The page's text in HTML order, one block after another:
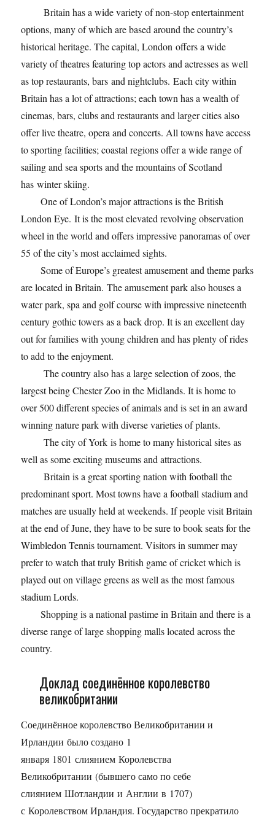
Britain has a wide variety of non-stop entertainment
options, many of which are based around the country’s
historical heritage. The capital, London offers a wide
variety of theatres featuring top actors and actresses as well
as top restaurants, bars and nightclubs. Each city within
Britain has a lot of attractions; each town has a wealth of
cinemas, bars, clubs and restaurants and larger cities also
offer live theatre, opera and concerts. All towns have access
to sporting facilities; coastal regions offer a wide range of
sailing and sea sports and the mountains of Scotland
has winter skiing.
One of London’s major attractions is the British
London Eye. It is the most elevated revolving observation
wheel in the world and offers impressive panoramas of over
55 of the city’s most acclaimed sights.
Some of Europe’s greatest amusement and theme parks
are located in Britain. The amusement park also houses a
water park, spa and golf course with impressive nineteenth
century gothic towers as a back drop. It is an excellent day
out for families with young children and has plenty of rides
to add to the enjoyment.
The country also has a large selection of zoos, the
largest being Chester Zoo in the Midlands. It is home to
over 500 different species of animals and is set in an award
winning nature park with diverse varieties of plants.
The city of York is home to many historical sites as
well as some exciting museums and attractions.
Britain is a great sporting nation with football the
predominant sport. Most towns have a football stadium and
matches are usually held at weekends. If people visit Britain
at the end of June, they have to be sure to book seats for the
Wimbledon Tennis tournament. Visitors in summer may
prefer to watch that truly British game of cricket which is
played out on village greens as well as the most famous
stadium Lords.
Shopping is a national pastime in Britain and there is a
diverse range of large shopping malls located across the
country.
Доклад соединённое королевство
великобритании
Соединённое королевство Великобритании и
Ирландии было создано 1
января 1801 слиянием Королевства
Великобритании (бывшего само по себе
слиянием Шотландии и Англии в 1707)
с Королевством Ирландия. Государство прекратило